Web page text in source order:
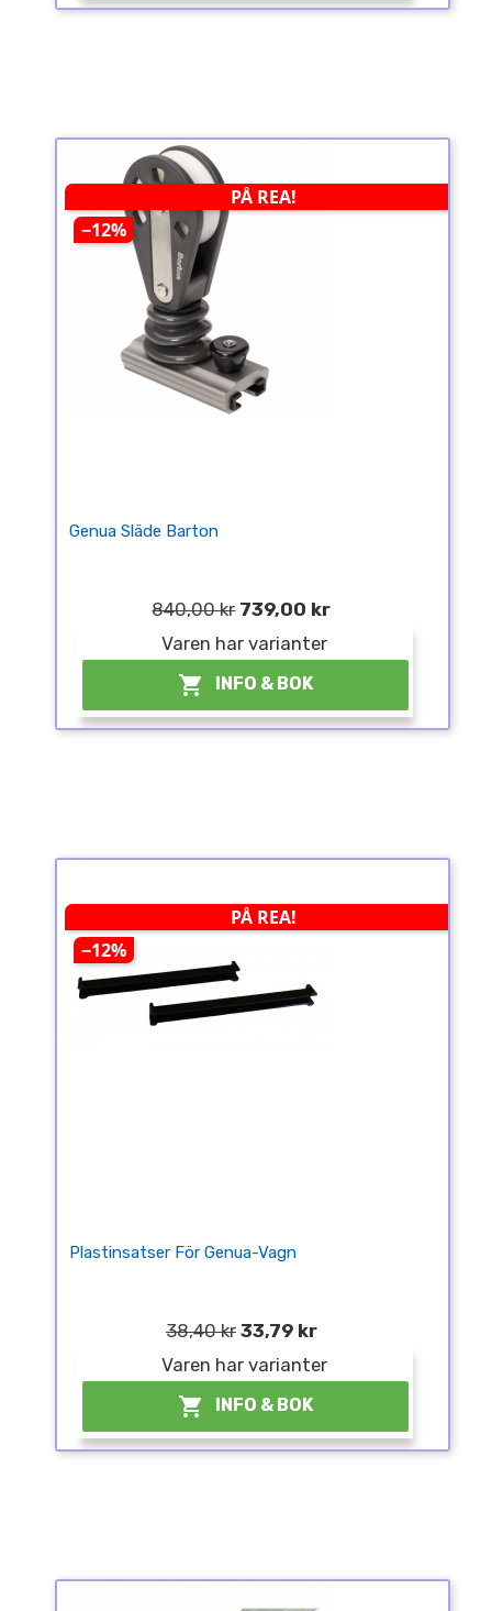
PÅ REA!
−12%
Genua Släde Barton
840,00 kr 739,00 kr
Varen har varianter
 INFO & BOK
PÅ REA!
−12%
Plastinsatser För Genua-Vagn
38,40 kr 33,79 kr
Varen har varianter
 INFO & BOK